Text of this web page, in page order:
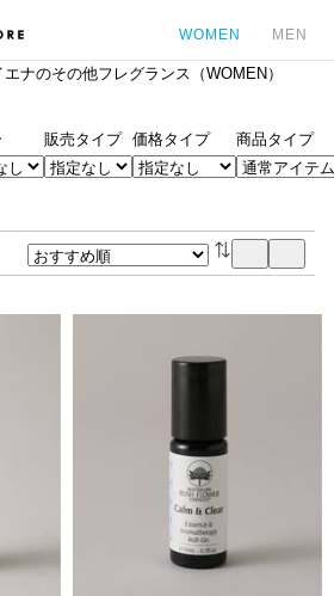
WOMEN MEN
ナのその他フレグランス（WOMEN）
販売タイプ 価格タイプ 商品タイプ